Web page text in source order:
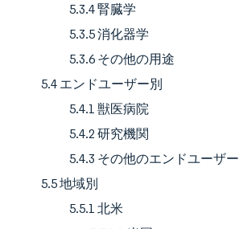
5.3.4 腎臓学
5.3.5 消化器学
5.3.6 その他の用途
5.4 エンドユーザー別
5.4.1 獣医病院
5.4.2 研究機関
5.4.3 その他のエンドユーザー
5.5 地域別
5.5.1 北米